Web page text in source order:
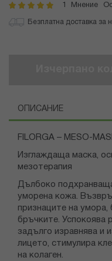
рейтинг:
Мнение
Безплатна доставка за
ОПИСАНИЕ
FILORGA – MESO-
Изглаждаща маска,
мезотерапия
Дълбоко
уморена кожа.
признаците на
бръчките. Успокоява
задълго изравнява и
лицето, стимулира
на колаген.